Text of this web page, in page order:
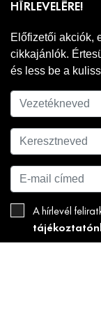
HÍRLEVELÉRE!
Előfizetői akciók,
cikkajánlók.
és less be a
A hírlevél